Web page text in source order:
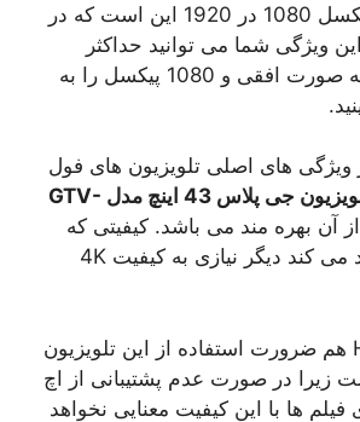
منظور از تعداد پیکسل 1080 در 1920 این است که در
ویژگی شما می توانید حداکثر
1920 پیکسل را به صورت افقی و 1080 پیکسل را به
های اصلی تلویزیون های فول
تلویزیون جی پلاس 43 اینچ مدل GTV-
از آن بهره مند می باشد. کیفیتی که
این نمایشگر ایجاد می کند دیگر نیازی به کیفیت 4K
پشتیبانی از HDMI هم ضرورت استفاده از این تلویزیون
زیرا در صورت عدم پشتیبانی از اچ
ها با این کیفیت معنایی نخواهد